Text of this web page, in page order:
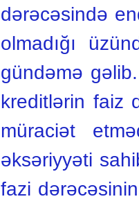
dərəcəsində
olmadığı
gündəmə
kreditlərin faiz
müraciət
əksəriyyəti
fazi